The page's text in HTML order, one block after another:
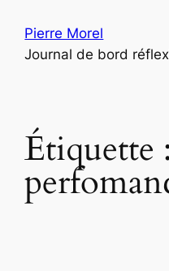
contenu
Pierre Morel
Journal de bord
Étiquette :